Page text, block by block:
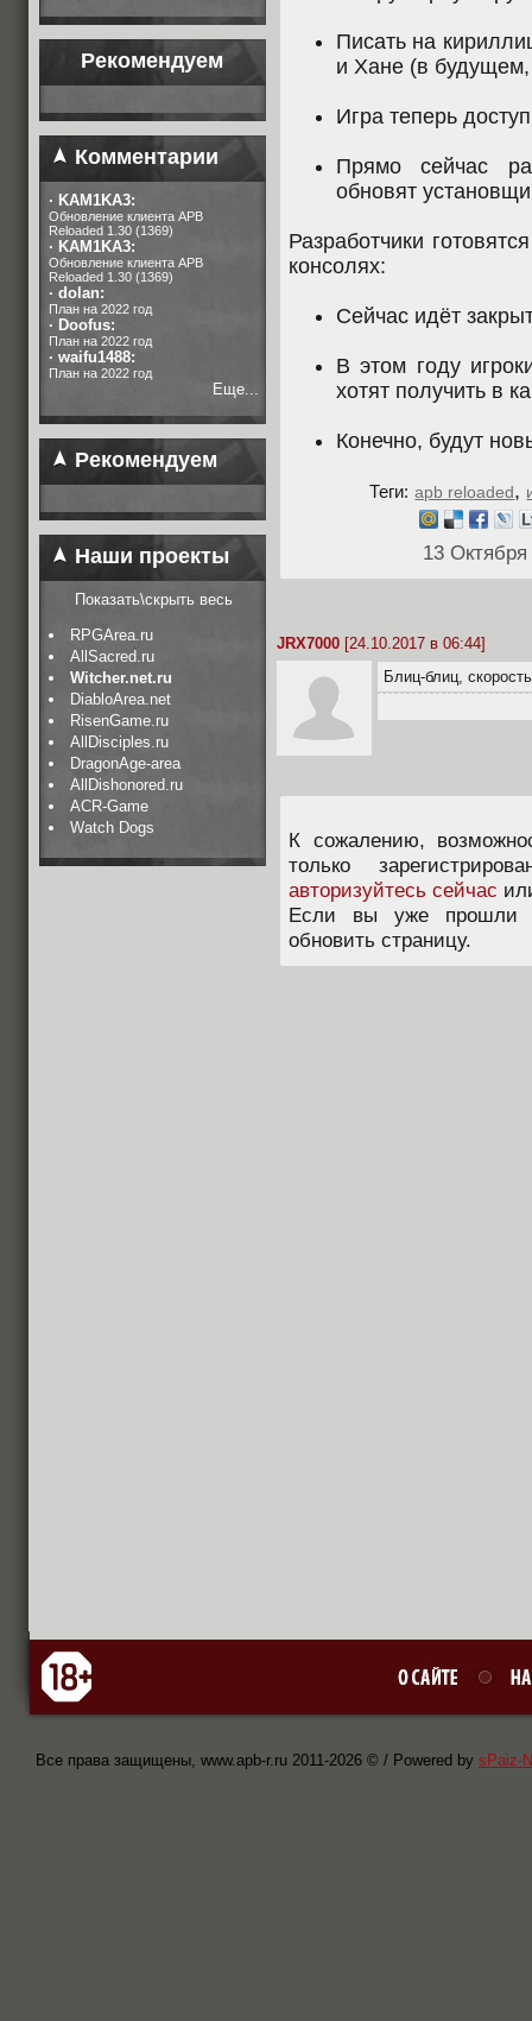
Рекомендуем
Комментарии
· KAM1KA3:
Обновление клиента APB
Reloaded 1.30 (1369)
· KAM1KA3:
Обновление клиента APB
Reloaded 1.30 (1369)
· dolan:
План на 2022 год
· Doofus:
План на 2022 год
· waifu1488:
План на 2022 год
Еще...
Рекомендуем
Наши проекты
Показать\скрыть весь
RPGArea.ru
AllSacred.ru
Witcher.net.ru
DiabloArea.net
RisenGame.ru
AllDisciples.ru
DragonAge-area
AllDishonored.ru
ACR-Game
Watch Dogs
Писать на
и Хане (в
Игра теперь
Прямо сейчас
обновят
Разработчики
консолях:
Сейчас идёт
В этом году
хотят получить в
Конечно, будут
Теги: apb reloaded,
13
JRX7000 [24.10.2017 в 06:44]
Блиц-блиц,
К сожалению,
только
авторизуйтесь сейчас
Если вы уже прошли
обновить страницу.
Все права защищены, www.apb-r.ru 2011-2026 © / Powered by sPaiz-